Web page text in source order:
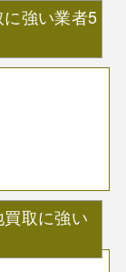
強い業者5
取に強い